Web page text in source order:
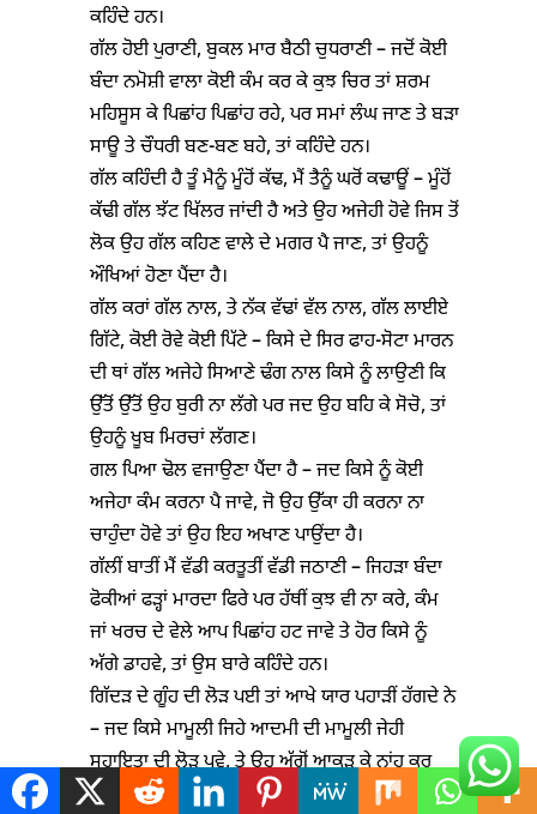
ਕਹਿੰਦੇ ਹਨ।
ਗੱਲ ਹੋਈ ਪੁਰਾਣੀ, ਬੁਕਲ ਮਾਰ ਬੈਠੀ ਚੁਧਰਾਣੀ – ਜਦੋਂ ਕੋਈ
ਬੰਦਾ ਨਮੋਸ਼ੀ ਵਾਲਾ ਕੋਈ ਕੰਮ ਕਰ ਕੇ ਕੁਝ ਚਿਰ ਤਾਂ ਸ਼ਰਮ
ਮਹਿਸੂਸ ਕੇ ਪਿਛਾਂਹ ਪਿਛਾਂਹ ਰਹੇ, ਪਰ ਸਮਾਂ ਲੰਘ ਜਾਣ ਤੇ ਬੜਾ
ਸਾਊ ਤੇ ਚੌਧਰੀ ਬਣ-ਬਣ ਬਹੇ, ਤਾਂ ਕਹਿੰਦੇ ਹਨ।
ਗੱਲ ਕਹਿੰਦੀ ਹੈ ਤੂੰ ਮੈਨੂੰ ਮੂੰਹੋਂ ਕੱਢ, ਮੈਂ ਤੈਨੂੰ ਘਰੋਂ ਕਢਾਊਂ – ਮੂੰਹੋਂ
ਕੱਢੀ ਗੱਲ ਝੱਟ ਖਿੱਲਰ ਜਾਂਦੀ ਹੈ ਅਤੇ ਉਹ ਅਜੇਹੀ ਹੋਵੇ ਜਿਸ ਤੋਂ
ਲੋਕ ਉਹ ਗੱਲ ਕਹਿਣ ਵਾਲੇ ਦੇ ਮਗਰ ਪੈ ਜਾਣ, ਤਾਂ ਉਹਨੂੰ
ਔਖਿਆਂ ਹੋਣਾ ਪੈਂਦਾ ਹੈ।
ਗੱਲ ਕਰਾਂ ਗੱਲ ਨਾਲ, ਤੇ ਨੱਕ ਵੱਢਾਂ ਵੱਲ ਨਾਲ, ਗੱਲ ਲਾਈਏ
ਗਿੱਟੇ, ਕੋਈ ਰੋਵੇ ਕੋਈ ਪਿੱਟੇ – ਕਿਸੇ ਦੇ ਸਿਰ ਫਾਹ-ਸੋਟਾ ਮਾਰਨ
ਦੀ ਥਾਂ ਗੱਲ ਅਜੇਹੇ ਸਿਆਣੇ ਢੰਗ ਨਾਲ ਕਿਸੇ ਨੂੰ ਲਾਉਣੀ ਕਿ
ਉੱਤੋਂ ਉੱਤੋਂ ਉਹ ਬੁਰੀ ਨਾ ਲੱਗੇ ਪਰ ਜਦ ਉਹ ਬਹਿ ਕੇ ਸੋਚੋ, ਤਾਂ
ਉਹਨੂੰ ਖੂਬ ਮਿਰਚਾਂ ਲੱਗਣ।
ਗਲ ਪਿਆ ਢੋਲ ਵਜਾਉਣਾ ਪੈਂਦਾ ਹੈ – ਜਦ ਕਿਸੇ ਨੂੰ ਕੋਈ
ਅਜੇਹਾ ਕੰਮ ਕਰਨਾ ਪੈ ਜਾਵੇ, ਜੋ ਉਹ ਉੱਕਾ ਹੀ ਕਰਨਾ ਨਾ
ਚਾਹੁੰਦਾ ਹੋਵੇ ਤਾਂ ਉਹ ਇਹ ਅਖਾਣ ਪਾਉਂਦਾ ਹੈ।
ਗੱਲੀਂ ਬਾਤੀਂ ਮੈਂ ਵੱਡੀ ਕਰਤੂਤੀਂ ਵੱਡੀ ਜਠਾਣੀ – ਜਿਹੜਾ ਬੰਦਾ
ਫੋਕੀਆਂ ਫੜ੍ਹਾਂ ਮਾਰਦਾ ਫਿਰੇ ਪਰ ਹੱਥੀਂ ਕੁਝ ਵੀ ਨਾ ਕਰੇ, ਕੰਮ
ਜਾਂ ਖਰਚ ਦੇ ਵੇਲੇ ਆਪ ਪਿਛਾਂਹ ਹਟ ਜਾਵੇ ਤੇ ਹੋਰ ਕਿਸੇ ਨੂੰ
ਅੱਗੇ ਡਾਹਵੇ, ਤਾਂ ਉਸ ਬਾਰੇ ਕਹਿੰਦੇ ਹਨ।
ਗਿੱਦੜ ਦੇ ਗੂੰਹ ਦੀ ਲੋੜ ਪਈ ਤਾਂ ਆਖੇ ਯਾਰ ਪਹਾਡ਼ੀਂ ਹੱਗਦੇ ਨੇ
– ਜਦ ਕਿਸੇ ਮਾਮੂਲੀ ਜਿਹੇ ਆਦਮੀ ਦੀ ਮਾਮੂਲੀ ਜੇਹੀ
ਸਹਾਇਤਾ ਦੀ ਲੋੜ ਪਵੇ, ਤੇ ਉਹ ਅੱਗੋਂ ਆਕੜ ਕੇ ਨਾਂਹ ਕਰ
ਦੇਵੇ, ਤਾਂ ਕਹਿੰਦੇ ਹਨ।